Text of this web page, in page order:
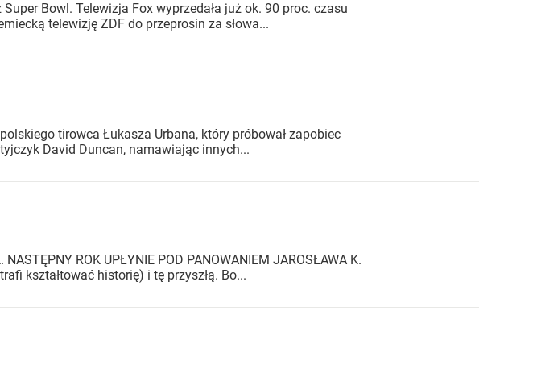
Bowl. Telewizja Fox wyprzedała już ok. 90 proc. czasu
telewizję ZDF do przeprosin za słowa...
tirowca Łukasza Urbana, który próbował zapobiec
David Duncan, namawiając innych...
ROK UPŁYNIE POD PANOWANIEM JAROSŁAWA K.
kształtować historię) i tę przyszłą. Bo...